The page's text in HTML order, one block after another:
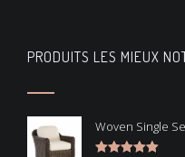
PRODUITS LES MIEUX
Woven Single